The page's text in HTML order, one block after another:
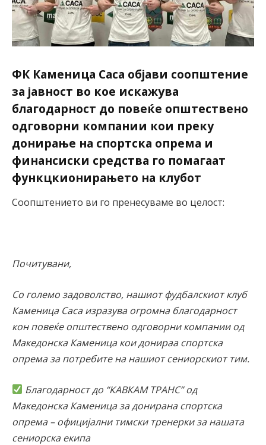
ФК Каменица Саса објави соопштение
за јавност во кое искажува
благодарност до повеќе општествено
одговорни компании кои преку
донирање на спортска опрема и
финансиски средства го помагаат
функцкионирањето на клубот
Соопштението ви го пренесуваме во целост:
Почитувани,
Со големо задоволство, нашиот фудбалскиот клуб
Каменица Саса изразува огромна благодарност
кон повеќе општествено одговорни компании од
Македонска Каменица кои донираа спортска
опрема за потребите на нашиот сениорскиот тим.
Благодарност до “КАВКАМ ТРАНС” од
Македонска Каменица за донирана спортска
опрема – официјални тимски тренерки за нашата
сениорска екипа